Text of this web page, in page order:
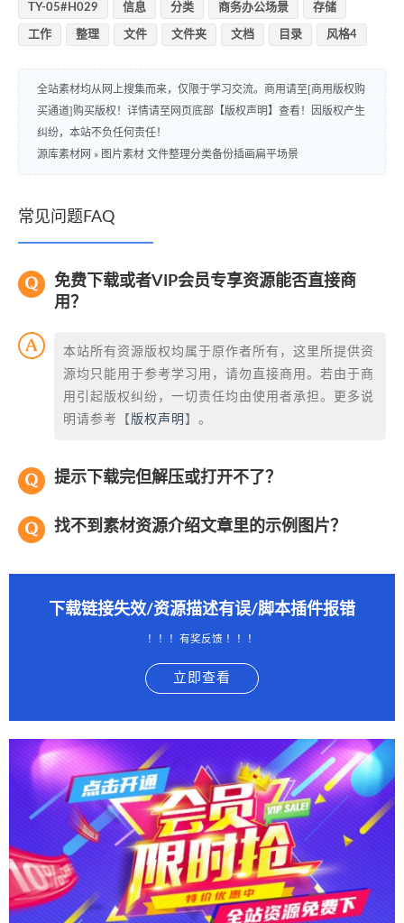
TY-05#H029 信息 分类 商务办公场景 存储
工作 整理 文件 文件夹 文档 目录 风格4
全站素材均从网上搜集而来，仅限于学习交流。商用请至[商用版权购
买通道]购买版权！详情请至网页底部【版权声明】查看！因版权产生
纠纷，本站不负任何责任！
源库素材网 » 图片素材 文件整理分类备份插画扁平场景
常见问题FAQ
免费下载或者VIP会员专享资源能否直接商
用？
本站所有资源版权均属于原作者所有，这里所提供资
源均只能用于参考学习用，请勿直接商用。若由于商
用引起版权纠纷，一切责任均由使用者承担。更多说
明请参考【 版权声明 】。
提示下载完但解压或打开不了？
找不到素材资源介绍文章里的示例图片？
下载链接失效/资源描述有误/脚本插件报错
！！！有奖反馈 ！！！
立即查看